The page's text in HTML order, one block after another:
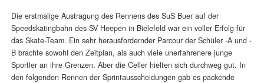
Die erstmalige Austragung des Rennens des SuS Buer auf der
Speedskatingbahn des SV Heepen in Bielefeld war ein voller Erfolg für
das Skate-Team. Ein sehr herausfordernder Parcour der Schüler -A und -
B brachte sowohl den Zeitplan, als auch viele unerfahrenere junge
Sportler an ihre Grenzen. Aber die Celler hielten sich durchweg gut. In
den folgenden Rennen der Sprintausscheidungen gab es packende